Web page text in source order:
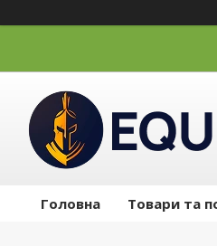
Головна Товари та